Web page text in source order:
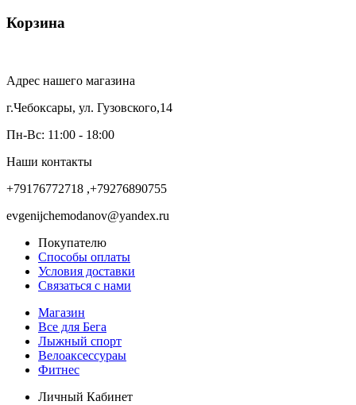
Корзина
Адрес нашего магазина
г.Чебоксары, ул. Гузовского,14
Пн-Вс: 11:00 - 18:00
Наши контакты
+79176772718 ,+79276890755
evgenijchemodanov@yandex.ru
Покупателю
Способы оплаты
Условия доставки
Связаться с нами
Магазин
Все для Бега
Лыжный спорт
Велоаксессураы
Фитнес
Личный Кабинет